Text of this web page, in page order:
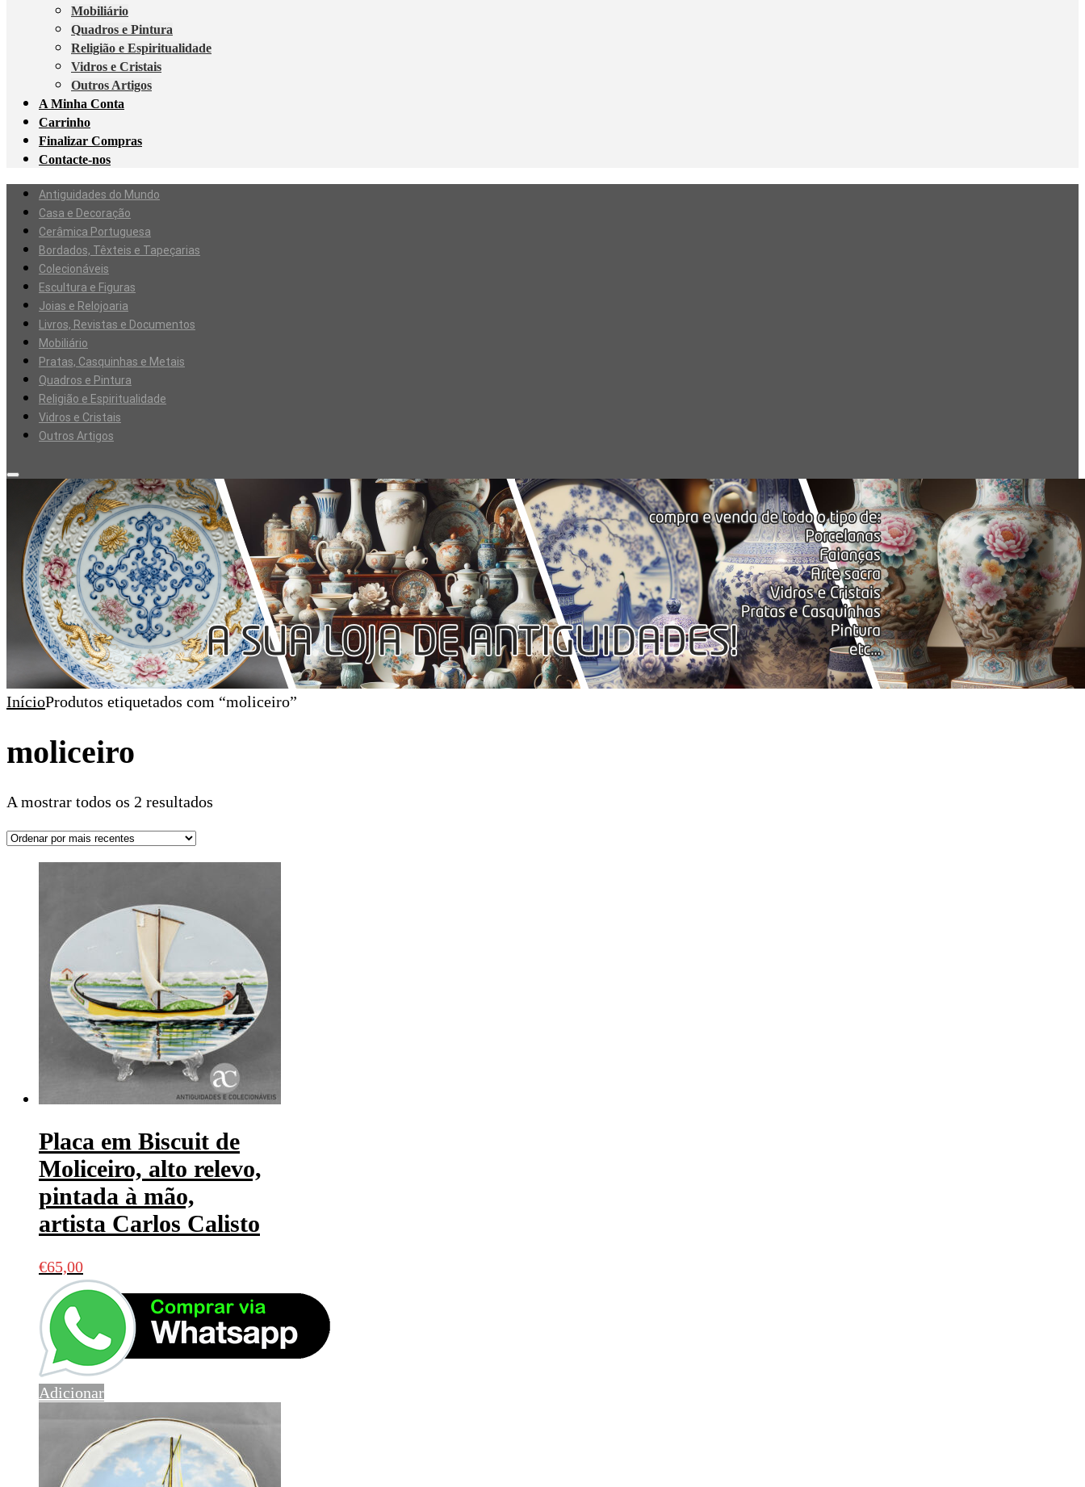
Mobiliário
Quadros e Pintura
Religião e Espiritualidade
Vidros e Cristais
Outros Artigos
A Minha Conta
Carrinho
Finalizar Compras
Contacte-nos
Antiguidades do Mundo
Casa e Decoração
Cerâmica Portuguesa
Bordados, Têxteis e Tapeçarias
Colecionáveis
Escultura e Figuras
Joias e Relojoaria
Livros, Revistas e Documentos
Mobiliário
Pratas, Casquinhas e Metais
Quadros e Pintura
Religião e Espiritualidade
Vidros e Cristais
Outros Artigos
InícioProdutos etiquetados com “moliceiro”
moliceiro
A mostrar todos os 2 resultados
Placa em Biscuit de
Moliceiro, alto relevo,
pintada à mão,
artista Carlos Calisto
€65,00
Adicionar